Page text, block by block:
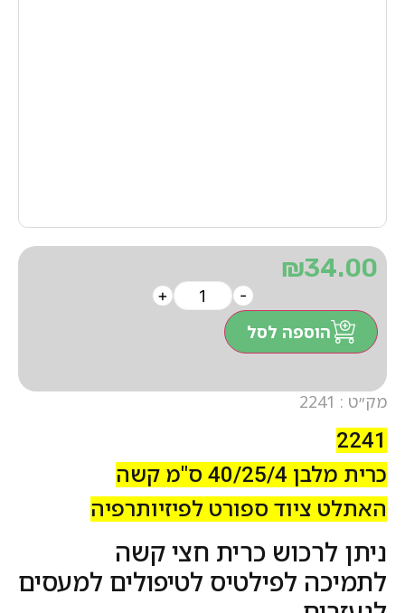
מק״ט : 2241
2241
כרית מלבן 40/25/4 ס"מ קשה
האתלט ציוד ספורט לפיזיותרפיה
ניתן לרכוש כרית חצי קשה
לתמיכה לפילטיס לטיפולים למעסים
₪34.00
-
+
הוספה לסל